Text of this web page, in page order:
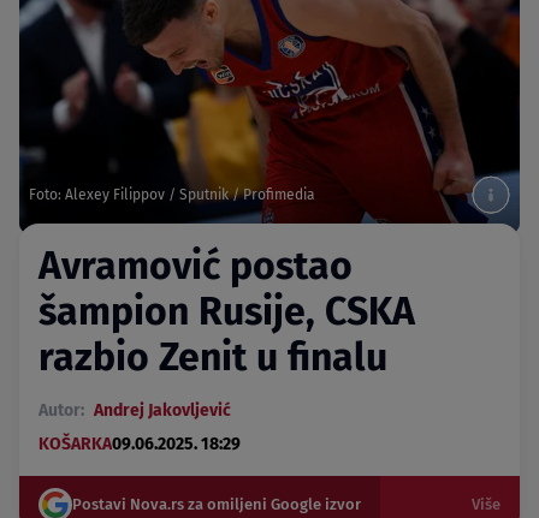
Foto: Alexey Filippov / Sputnik / Profimedia
Avramović postao
šampion Rusije, CSKA
razbio Zenit u finalu
Autor: Andrej Jakovljević
KOŠARKA09.06.2025. 18:29
Postavi Nova.rs za omiljeni Google izvor Više